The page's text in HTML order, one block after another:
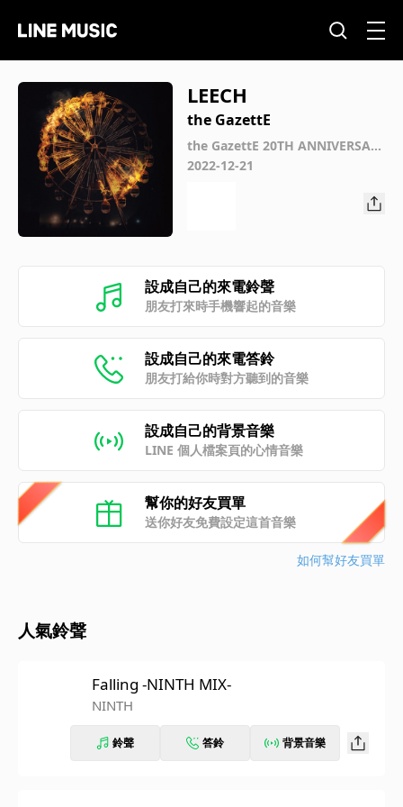
LEECH
the GazettE
the GazettE 20TH ANNIVERSAR
Y BEST ALBUM HETERODOXY-DI
2022-12-21
設成自己的來電鈴聲
朋友打來時手機響起的音樂
設成自己的來電答鈴
朋友打給你時對方聽到的音樂
設成自己的背景音樂
LINE 個人檔案頁的心情音樂
幫你的好友買單
送你好友免費設定這首音樂
如何幫好友買單
人氣鈴聲
Falling -NINTH MIX-
NINTH
鈴聲 答鈴 背景音樂